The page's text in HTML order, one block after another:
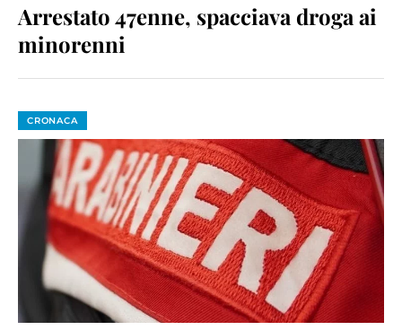
Arrestato 47enne, spacciava droga ai
minorenni
CRONACA